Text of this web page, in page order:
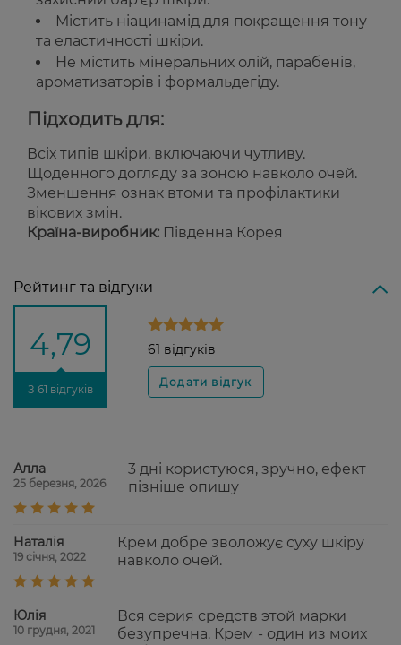
Містить ніацинамід для покращення тону
та еластичності шкіри.
Не містить мінеральних олій, парабенів,
ароматизаторів і формальдегіду.
Підходить для:
Всіх типів шкіри, включаючи чутливу.
Щоденного догляду за зоною навколо очей.
Зменшення ознак втоми та профілактики
вікових змін.
Країна-виробник: Південна Корея
Рейтинг та відгуки
4,79
З 61 відгуків
61 відгуків
Алла
25 березня, 2026
3 дні користуюся, зручно, ефект
пізніше опишу
Наталія
19 січня, 2022
Крем добре зволожує суху шкіру
навколо очей.
Юлія
10 грудня, 2021
Вся серия средств этой марки
безупречна. Крем - один из моих